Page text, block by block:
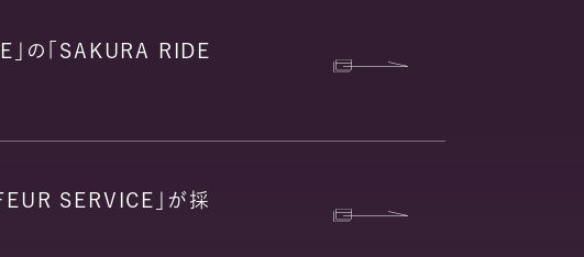
の「SAKURA RIDE
SERVICE」が採